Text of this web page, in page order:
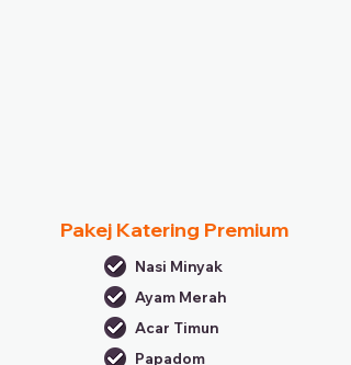
Pakej Katering Premium
Nasi Minyak
Ayam Merah
Acar Timun
Papadom